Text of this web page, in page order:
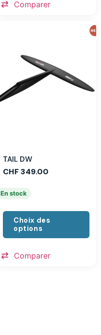
Comparer
TAIL DW
CHF349.00
En stock
Choix des
options
Comparer